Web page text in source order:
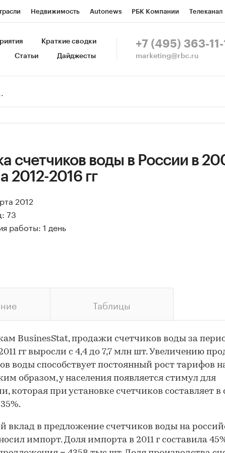
Недвижимость Autonews РБК Компании Телеканал
Спецпроекты СПб Конференции СПб Спецпроекты
Краткие сводки
Статьи Дайджесты
+7 (495) 363-11-
marketing@rbc.ru
счетчиков воды в России в
2012-2016 гг
2012
73
работы: 1 день
Таблицы
BusinesStat, продажи счетчиков воды за
гг выросли с 4,4 до 7,7 млн шт. Увеличению
воды способствует постоянный рост тарифов
образом, у населения появляется стимул для
которая при установке счетчиков составляет в
вклад в предложение счетчиков воды на
импорт. Доля импорта в 2011 г составила